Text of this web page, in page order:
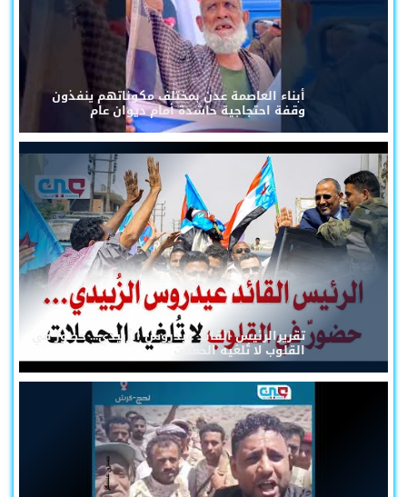
أبناء العاصمة عدن بمختلف مكوناتهم ينفذون
وقفة احتجاجية حاشدة أمام ديوان عام
تقريرالرئيس القائد عيدروس الزُبيدي... حضورٌ في
القلوب لا تُلغيه الحملات